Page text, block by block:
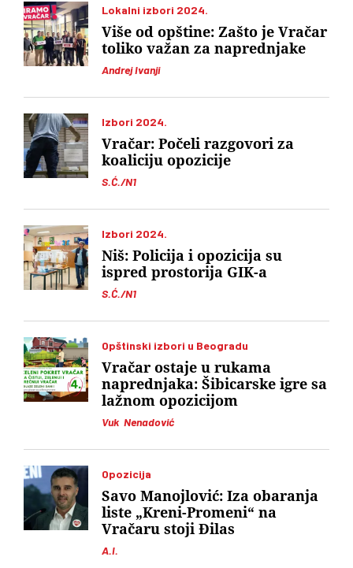
Lokalni izbori 2024.
Andrej Ivanji
Više od opštine: Zašto je Vračar
toliko važan za naprednjake
Izbori 2024.
S.Ć./N1
Vračar: Počeli razgovori za
koaliciju opozicije
Izbori 2024.
S.Ć./N1
Niš: Policija i opozicija su
ispred prostorija GIK-a
Opštinski izbori u Beogradu
Vuk Nenadović
Vračar ostaje u rukama
naprednjaka: Šibicarske igre sa
lažnom opozicijom
Opozicija
A.I.
Savo Manojlović: Iza obaranja
liste „Kreni-Promeni“ na
Vračaru stoji Đilas